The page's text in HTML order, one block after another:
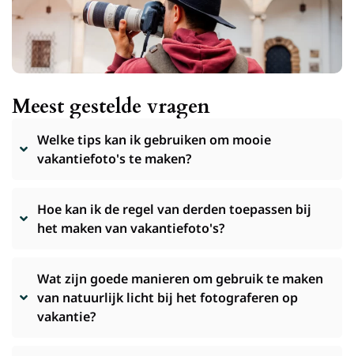
Meest gestelde vragen
Welke tips kan ik gebruiken om mooie
vakantiefoto's te maken?
Hoe kan ik de regel van derden toepassen bij
het maken van vakantiefoto's?
Wat zijn goede manieren om gebruik te maken
van natuurlijk licht bij het fotograferen op
vakantie?